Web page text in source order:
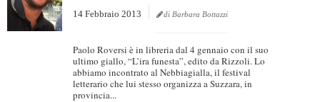
14 Febbraio 2013 di Barbara Bottazzi
Paolo Roversi è in libreria dal 4 gennaio con il suo
ultimo giallo, “L’ira funesta”, edito da Rizzoli. Lo
abbiamo incontrato al Nebbiagialla, il festival
letterario che lui stesso organizza a Suzzara, in
provincia...